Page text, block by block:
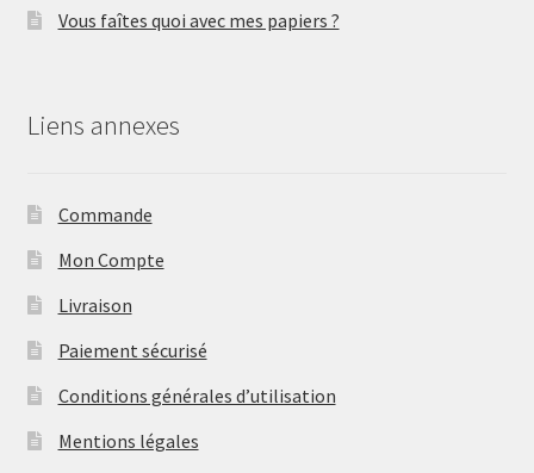
Vous faîtes quoi avec mes papiers ?
Liens annexes
Commande
Mon Compte
Livraison
Paiement sécurisé
Conditions générales d’utilisation
Mentions légales